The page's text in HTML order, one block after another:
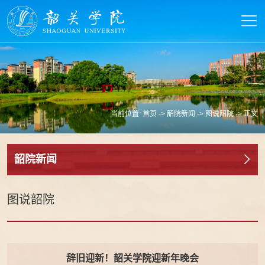
当前位置:首页 ->韶院新闻 -> 图说韶院-> 正文
韶院新闻
图说韶院
辞旧迎新！韶关学院迎新年晚会